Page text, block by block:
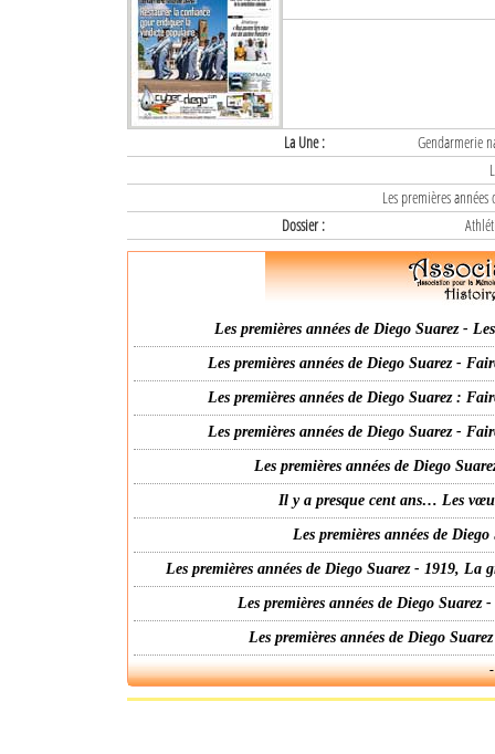
La Une :
Gendarmerie
Les premières
Dossier :
Les premières années de Diego Suarez -
Les premières années de Diego Suarez -
Les premières années de Diego Suarez :
Les premières années de Diego Suarez -
Les premières années de Diego
Il y a presque cent ans… Les
Les premières années de
Les premières années de Diego Suarez - 1919,
Les premières années de Diego
Les premières années de Diego